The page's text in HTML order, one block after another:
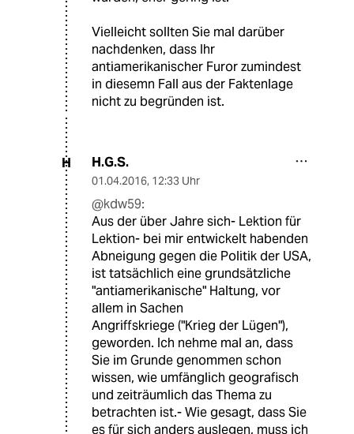
Vielleicht sollten Sie mal darüber
nachdenken, dass Ihr
antiamerikanischer Furor zumindest
in diesemn Fall aus der Faktenlage
nicht zu begründen ist.
H H.G.S.
01.04.2016, 12:33 Uhr
@kdw59:
Aus der über Jahre sich- Lektion für
Lektion- bei mir entwickelt habenden
Abneigung gegen die Politik der USA,
ist tatsächlich eine grundsätzliche
"antiamerikanische" Haltung, vor
allem in Sachen
Angriffskriege ("Krieg der Lügen"),
geworden. Ich nehme mal an, dass
Sie im Grunde genommen schon
wissen, wie umfänglich geografisch
und zeiträumlich das Thema zu
betrachten ist.- Wie gesagt, dass Sie
es für sich anders auslegen, muss ich